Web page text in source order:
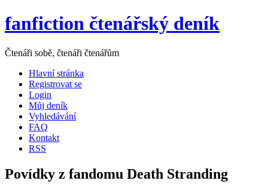
fanfiction čtenářský deník
Čtenáři sobě, čtenáři čtenářům
Hlavní stránka
Registrovat se
Login
Můj deník
Vyhledávání
FAQ
Kontakt
RSS
Povídky z fandomu Death Stranding